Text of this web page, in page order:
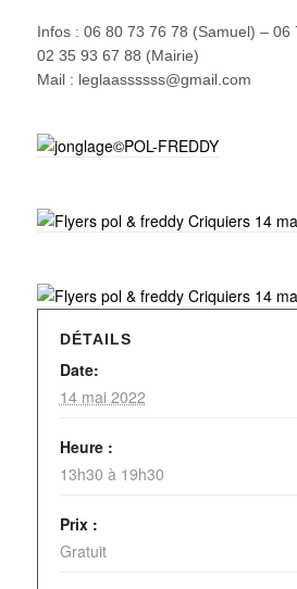
Infos : 06 80 73 76 78 (Samuel) – 06
02 35 93 67 88 (Mairie)
Mail : leglaassssss@gmail.com
DÉTAILS
Date:
14 mai 2022
Heure :
13h30 à 19h30
Prix :
Gratuit